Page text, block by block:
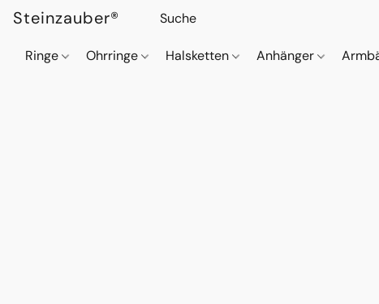
Steinzauber®
Ringe Ohrringe Halsketten Anhänger